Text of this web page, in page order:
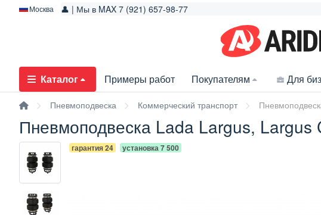
Москва 👤 | Мы в MAX 7 (921) 657-98-77
Каталог Примеры работ Покупателям Для
Пневмоподвеска Коммерческий транспорт
Пневмоподвеска Lada Largus, Largus
гарантия 24 установка 7 500